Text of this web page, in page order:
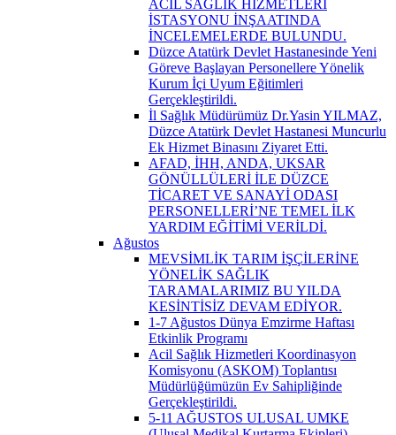
ACİL SAĞLIK HİZMETLERİ
İSTASYONU İNŞAATINDA
İNCELEMELERDE BULUNDU.
Düzce Atatürk Devlet Hastanesinde Yeni
Göreve Başlayan Personellere Yönelik
Kurum İçi Uyum Eğitimleri
Gerçekleştirildi.
İl Sağlık Müdürümüz Dr.Yasin YILMAZ,
Düzce Atatürk Devlet Hastanesi Muncurlu
Ek Hizmet Binasını Ziyaret Etti.
AFAD, İHH, ANDA, UKSAR
GÖNÜLLÜLERİ İLE DÜZCE
TİCARET VE SANAYİ ODASI
PERSONELLERİ’NE TEMEL İLK
YARDIM EĞİTİMİ VERİLDİ.
Ağustos
MEVSİMLİK TARIM İŞÇİLERİNE
YÖNELİK SAĞLIK
TARAMALARIMIZ BU YILDA
KESİNTİSİZ DEVAM EDİYOR.
1-7 Ağustos Dünya Emzirme Haftası
Etkinlik Programı
Acil Sağlık Hizmetleri Koordinasyon
Komisyonu (ASKOM) Toplantısı
Müdürlüğümüzün Ev Sahipliğinde
Gerçekleştirildi.
5-11 AĞUSTOS ULUSAL UMKE